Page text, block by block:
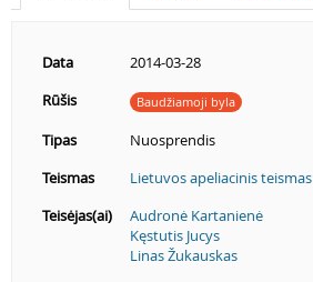
Data
2014-03-28
Rūšis
Baudžiamoji byla
Tipas
Nuosprendis
Teismas
Lietuvos apeliacinis teismas
Teisėjas(ai)
Audronė Kartanienė
Kęstutis Jucys
Linas Žukauskas